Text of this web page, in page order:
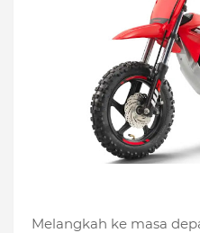
Melangkah ke masa